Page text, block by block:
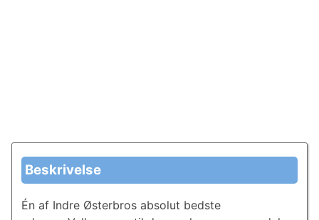
Beskrivelse
Én af Indre Østerbros absolut bedste